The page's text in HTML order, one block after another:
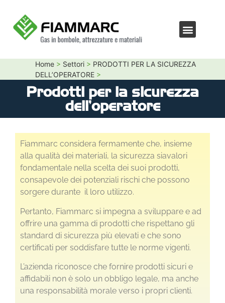
Home > Settori > PRODOTTI PER LA SICUREZZA
DELL’OPERATORE >
Prodotti per la sicurezza
dell’operatore
Fiammarc considera fermamente che, insieme
alla qualità dei materiali, la sicurezza siavalori
fondamentale nella scelta dei suoi prodotti,
consapevole dei potenziali rischi che possono
sorgere durante il loro utilizzo.
Pertanto, Fiammarc si impegna a sviluppare e ad
offrire una gamma di prodotti che rispettano gli
standard di sicurezza più elevati e che sono
certificati per soddisfare tutte le norme vigenti.
L’azienda riconosce che fornire prodotti sicuri e
affidabili non è solo un obbligo legale, ma anche
una responsabilità morale verso i propri clienti.